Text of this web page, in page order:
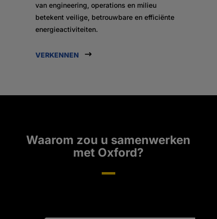
van engineering, operations en milieu
betekent veilige, betrouwbare en efficiënte
energieactiviteiten.
VERKENNEN
Waarom zou u samenwerken
met Oxford?